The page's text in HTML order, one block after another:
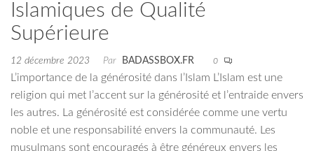
Islamiques de Qualité
Supérieure
12 décembre 2023 Par BADASSBOX.FR 0
L’importance de la générosité dans l’Islam L’Islam est une
religion qui met l’accent sur la générosité et l’entraide envers
les autres. La générosité est considérée comme une vertu
noble et une responsabilité envers la communauté. Les
musulmans sont encouragés à être généreux envers les